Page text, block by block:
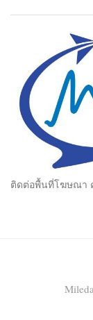
ติดต่อพื้นที่โฆษณา คุ